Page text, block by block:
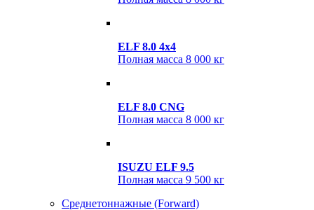
ELF 8.0 4x4
Полная масса 8 000 кг
ELF 8.0 CNG
Полная масса 8 000 кг
ISUZU ELF 9.5
Полная масса 9 500 кг
Среднетоннажные (Forward)